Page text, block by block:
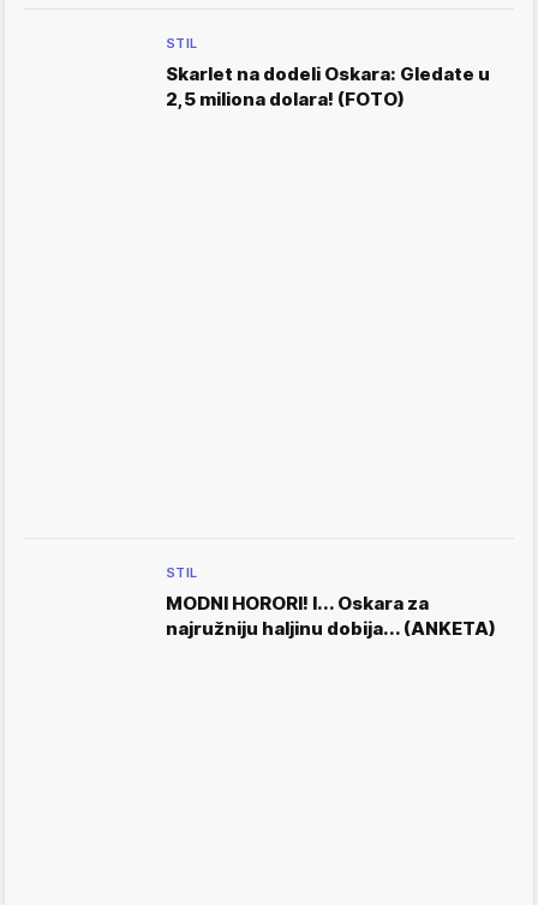
STIL
Skarlet na dodeli Oskara: Gledate u
2,5 miliona dolara! (FOTO)
STIL
MODNI HORORI! I... Oskara za
najružniju haljinu dobija... (ANKETA)